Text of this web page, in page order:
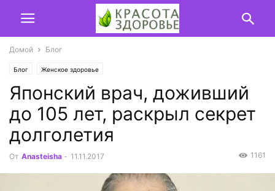
Домой Блог
Блог Женское здоровье
Японский врач, доживший
до 105 лет, раскрыл секрет
долголетия
От Anasteisha - 11.11.2017 1161